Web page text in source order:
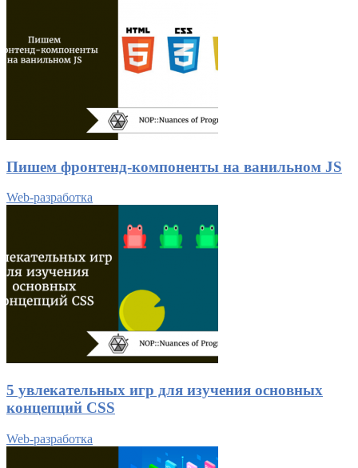
Пишем фронтенд-компоненты на ванильном JS
Web-разработка
5 увлекательных игр для изучения основных
концепций CSS
Web-разработка